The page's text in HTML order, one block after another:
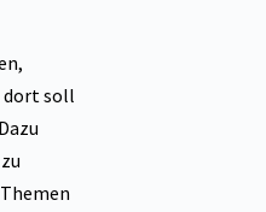
dort soll